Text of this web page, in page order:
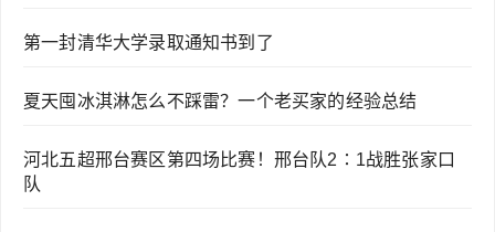
第一封清华大学录取通知书到了
夏天囤冰淇淋怎么不踩雷？一个老买家的经验总结
河北五超邢台赛区第四场比赛！邢台队2∶1战胜张家口
队